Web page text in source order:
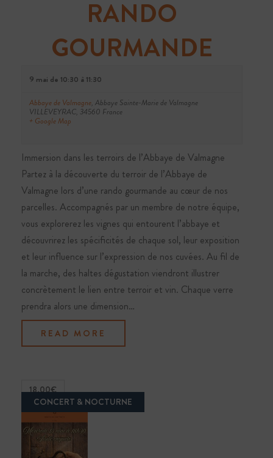
RANDO
GOURMANDE
9 mai de 10:30 à 11:30
Abbaye de Valmagne Abbaye Sainte-Marie de Valmagne
VILLEVEYRAC 34560 France
+ Google Map
Immersion dans les terroirs de l’Abbaye de Valmagne
Partez à la découverte du terroir de l’Abbaye de
Valmagne lors d’une rando gourmande au cœur de nos
parcelles. Accompagnés par un membre de notre équipe,
vous explorerez les vignes qui entourent l’abbaye et
découvrirez les spécificités de chaque sol, leur exposition
et leur influence sur l’expression de nos cuvées. Au fil de
la marche, des haltes dégustation viendront illustrer
concrètement le lien entre terroir et vin. Chaque verre
prendra alors une dimension…
READ MORE
18.00€